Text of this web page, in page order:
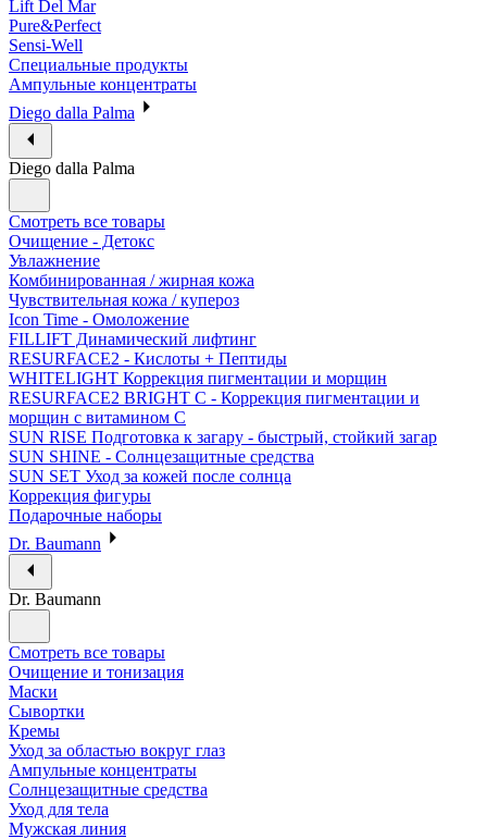
Lift Del Mar
Pure&Perfect
Sensi-Well
Специальные продукты
Ампульные концентраты
Diego dalla Palma
Diego dalla Palma
Смотреть все товары
Очищение - Детокс
Увлажнение
Комбинированная / жирная кожа
Чувствительная кожа / купероз
Icon Time - Омоложение
FILLIFT Динамический лифтинг
RESURFACE2 - Кислоты + Пептиды
WHITELIGHT Коррекция пигментации и морщин
RESURFACE2 BRIGHT C - Коррекция пигментации и
морщин с витамином С
SUN RISE Подготовка к загару - быстрый, стойкий загар
SUN SHINE - Солнцезащитные средства
SUN SET Уход за кожей после солнца
Коррекция фигуры
Подарочные наборы
Dr. Baumann
Dr. Baumann
Смотреть все товары
Очищение и тонизация
Маски
Сывортки
Кремы
Уход за областью вокруг глаз
Ампульные концентраты
Солнцезащитные средства
Уход для тела
Мужская линия